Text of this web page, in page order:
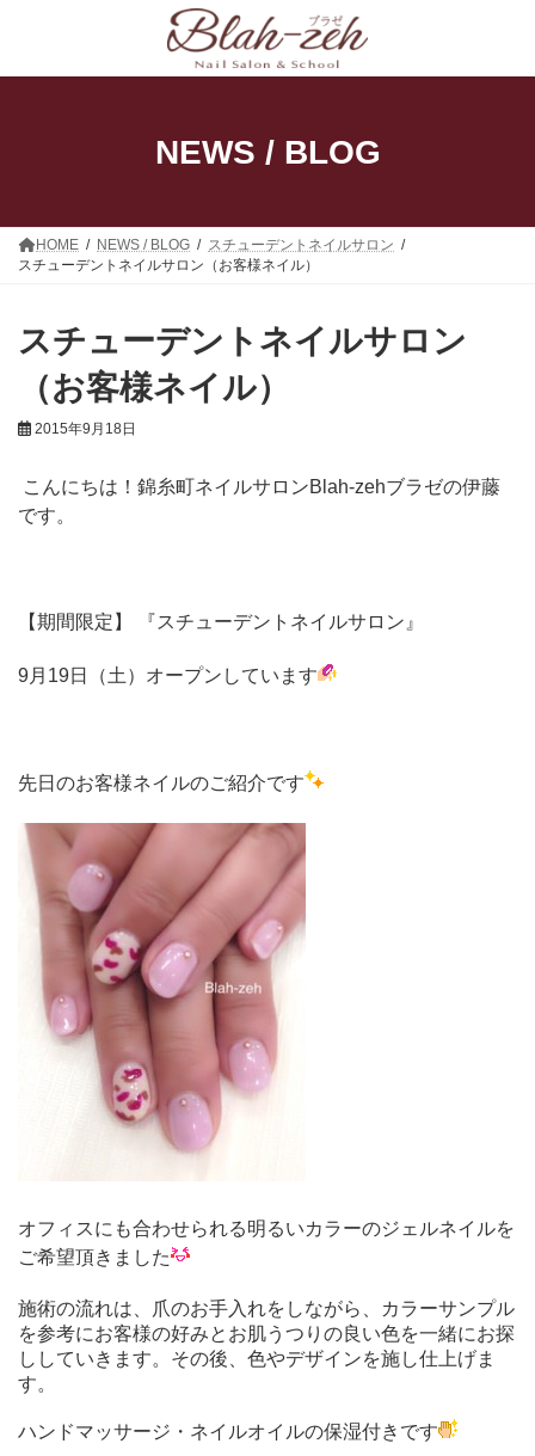
ン
ー
NEWS / BLOG
HOME NEWS / BLOG
スチューデントネイルサロン
スチューデントネイルサロン（お客様ネイル）
スチューデントネイルサロン
（お客様ネイル）
2015年9月18日
こんにちは！錦糸町ネイルサロンBlah-zehブラゼの伊藤
です。
【期間限定】 『スチューデントネイルサロン』
9月19日（土）オープンしています
先日のお客様ネイルのご紹介です
オフィスにも合わせられる明るいカラーのジェルネイルを
ご希望頂きました
施術の流れは、爪のお手入れをしながら、カラーサンプル
を参考にお客様の好みとお肌うつりの良い色を一緒にお探
ししていきます。 その後、色やデザインを施し仕上げま
す。
ハンドマッサージ・ネイルオイルの保湿付きです